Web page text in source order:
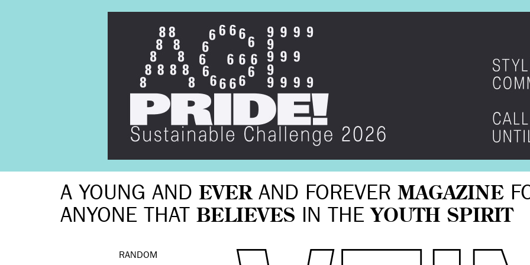
A YOUNG AND EVERAND FOREVER MAGAZINE
ANYONE THAT BELIEVES IN THE YOUTH SPIRIT
RANDOM